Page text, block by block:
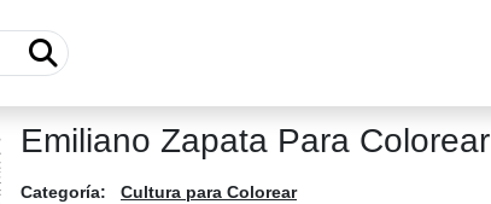
Emiliano Zapata Para Colorear
Categoría: Cultura para Colorear